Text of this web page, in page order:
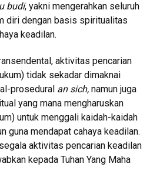
budi, yakni mengerahkan seluruh
diri dengan basis spiritualitas
keadilan.
aktivitas pencarian
tidak sekadar dimaknai
prosedural an sich, namun juga
yang mana mengharuskan
untuk menggali kaidah-kaidah
guna mendapat cahaya keadilan.
aktivitas pencarian keadilan
kepada Tuhan Yang Maha